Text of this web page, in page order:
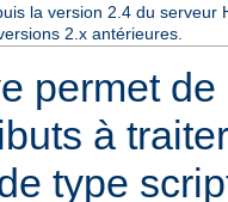
la version 2.4 du serveur
2.x antérieures.
permet
à
type